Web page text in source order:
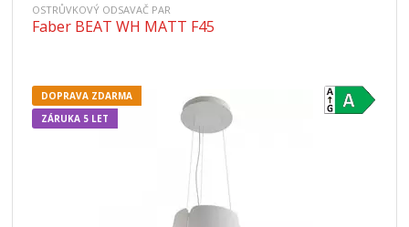
OSTRŮVKOVÝ ODSAVAČ PAR
Faber BEAT WH MATT F45
DOPRAVA ZDARMA
ZÁRUKA 5 LET